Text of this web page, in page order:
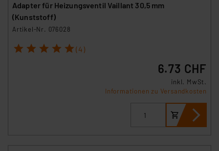
Adapter für Heizungsventil Vaillant 30,5 mm
(Kunststoff)
Artikel-Nr. 076028
1 2 3 4 5 (4)
6.73 CHF
inkl. MwSt.
Informationen zu Versandkosten